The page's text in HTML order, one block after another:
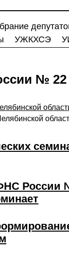
УЖКХСЭ
№ 22
России